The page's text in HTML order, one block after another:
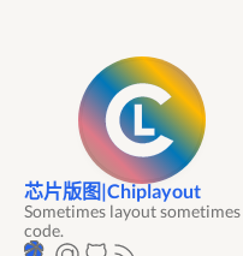
芯片版图|Chiplayout
Sometimes layout sometimes
code.